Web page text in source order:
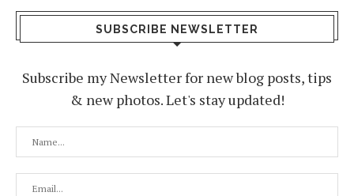
SUBSCRIBE NEWSLETTER
Subscribe my Newsletter for new blog posts, tips
& new photos. Let's stay updated!